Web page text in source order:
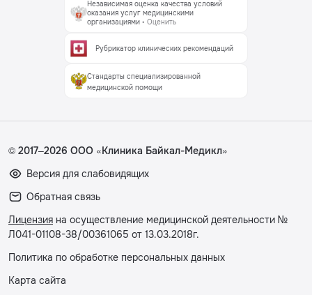
Независимая оценка качества условий
оказания услуг медицинскими
организациями • Оценить
Рубрикатор клинических рекомендаций
Стандарты специализированной
медицинской помощи
© 2017–2026 ООО «Клиника Байкал-Медикл»
Версия для слабовидящих
Обратная связь
Лицензия на осуществление медицинской деятельности №
Л041-01108-38/00361065 от 13.03.2018г.
Политика по обработке персональных данных
Карта сайта